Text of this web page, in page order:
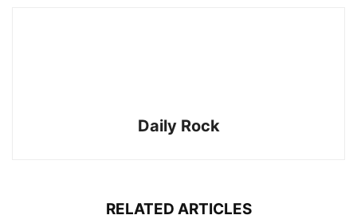
Daily Rock
RELATED ARTICLES